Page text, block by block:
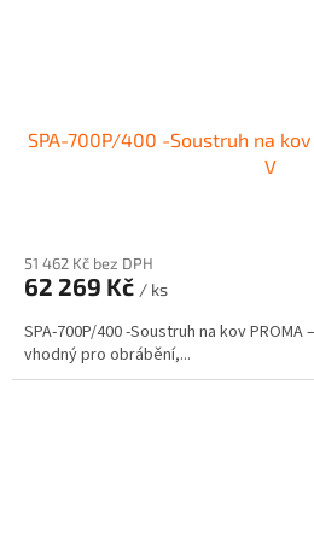
SPA-700P/400 -Soustruh na
V
51 462 Kč bez DPH
62 269 Kč / ks
SPA-700P/400 -Soustruh na kov PROMA
vhodný pro obrábění,...